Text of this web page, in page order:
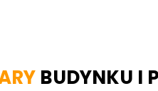
BUDYNKU I